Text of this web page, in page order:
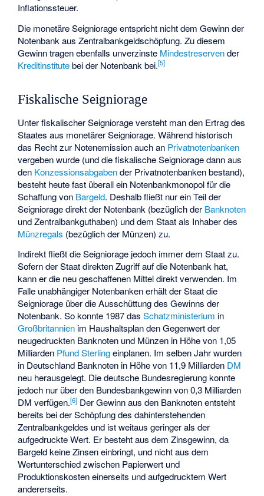
Inflationssteuer.
Die monetäre Seigniorage entspricht nicht dem Gewinn der
Notenbank aus Zentralbankgeldschöpfung. Zu diesem
Gewinn tragen ebenfalls unverzinste Mindestreservender
Kreditinstitutebei der Notenbank bei.[5]
Fiskalische Seigniorage
Unter fiskalischer Seigniorage versteht man den Ertrag des
Staates aus monetärer Seigniorage. Während historisch
das Recht zur Notenemission auch an Privatnotenbanken
vergeben wurde (und die fiskalische Seigniorage dann aus
den Konzessionsabgabender Privatnotenbanken bestand),
besteht heute fast überall ein Notenbankmonopol für die
Schaffung von Bargeld. Deshalb fließt nur ein Teil der
Seigniorage direkt der Notenbank (bezüglich der Banknoten
und Zentralbankguthaben) und dem Staat als Inhaber des
Münzregals (bezüglich der Münzen) zu.
Indirekt fließt die Seigniorage jedoch immer dem Staat zu.
Sofern der Staat direkten Zugriff auf die Notenbank hat,
kann er die neu geschaffenen Mittel direkt verwenden. Im
Falle unabhängiger Notenbanken erhält der Staat die
Seigniorage über die Ausschüttung des Gewinns der
Notenbank. So konnte 1987 dasSchatzministerium in
Großbritannien im Haushaltsplan den Gegenwert der
neugedruckten Banknoten und Münzen in Höhe von 1,05
Milliarden Pfund Sterlingeinplanen. Im selben Jahr wurden
in Deutschland Banknoten in Höhe von 11,9 Milliarden DM
neu herausgelegt. Die deutsche Bundesregierung konnte
jedoch nur über den Bundesbankgewinn von 0,3 Milliarden
DM verfügen.[6] Der Gewinn aus den Banknoten entsteht
bereits bei der Schöpfung des dahinterstehenden
Zentralbankgeldes und ist weitaus geringer als der
aufgedruckte Wert. Er besteht aus dem Zinsgewinn, da
Bargeld keine Zinsen einbringt, und nicht aus dem
Wertunterschied zwischen Papierwert und
Produktionskosten einerseits und aufgedrucktem Wert
andererseits.